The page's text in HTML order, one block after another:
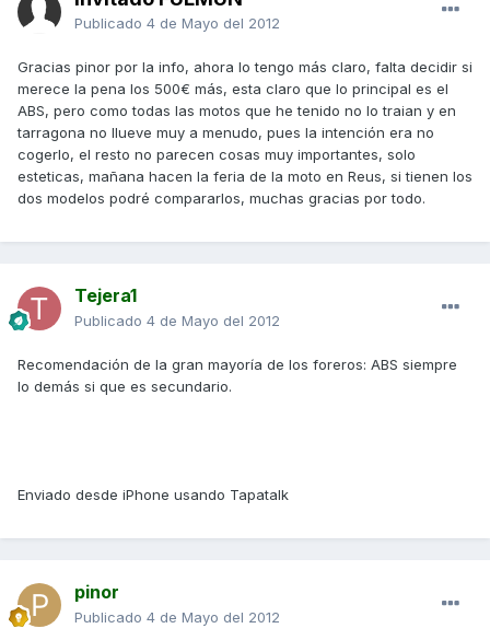
Publicado 4 de Mayo del 2012
Gracias pinor por la info, ahora lo tengo más claro, falta decidir si
merece la pena los 500€ más, esta claro que lo principal es el
ABS, pero como todas las motos que he tenido no lo traian y en
tarragona no llueve muy a menudo, pues la intención era no
cogerlo, el resto no parecen cosas muy importantes, solo
esteticas, mañana hacen la feria de la moto en Reus, si tienen los
dos modelos podré compararlos, muchas gracias por todo.
Tejera1
Publicado 4 de Mayo del 2012
Recomendación de la gran mayoría de los foreros: ABS siempre
lo demás si que es secundario.
Enviado desde iPhone usando Tapatalk
pinor
Publicado 4 de Mayo del 2012